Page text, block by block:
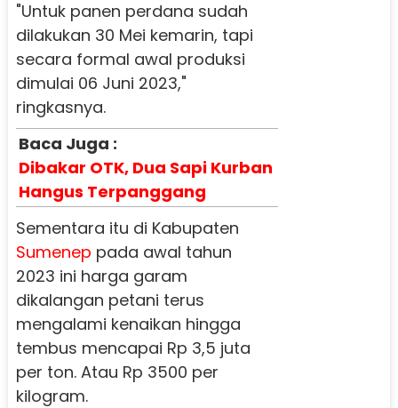
"Untuk panen perdana sudah
dilakukan 30 Mei kemarin, tapi
secara formal awal produksi
dimulai 06 Juni 2023,"
ringkasnya.
Baca Juga :
Dibakar OTK, Dua Sapi Kurban
Hangus Terpanggang
Sementara itu di Kabupaten
Sumenep pada awal tahun
2023 ini harga garam
dikalangan petani terus
mengalami kenaikan hingga
tembus mencapai Rp 3,5 juta
per ton. Atau Rp 3500 per
kilogram.